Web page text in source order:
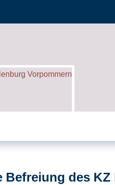
Befreiung des